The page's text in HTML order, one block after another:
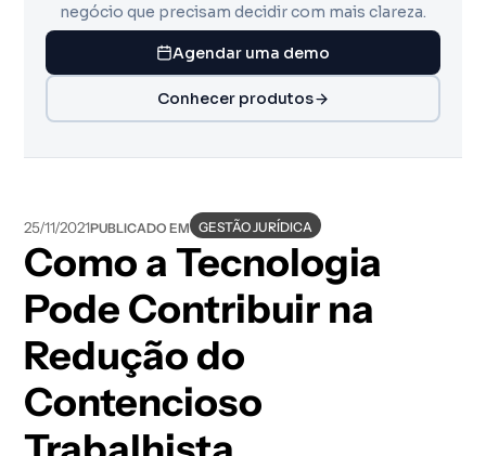
negócio que precisam decidir com mais clareza.
Agendar uma demo
Conhecer produtos
25/11/2021PUBLICADO EM GESTÃO JURÍDICA
Como a Tecnologia
Pode Contribuir na
Redução do
Contencioso